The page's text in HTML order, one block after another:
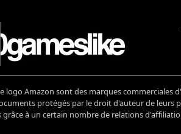
logo Amazon sont des marques commerciales
protégés par le droit d'auteur de leurs
grâce à un certain nombre de relations